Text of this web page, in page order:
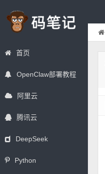
首页
OpenClaw部署教程
阿里云
腾讯云
DeepSeek
Python